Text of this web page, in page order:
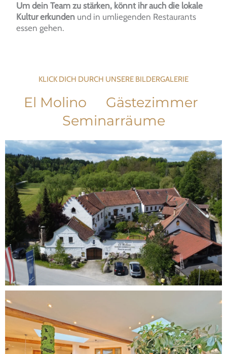
Um dein Team zu stärken, könnt ihr auch die lokale
Kultur erkunden und in umliegenden Restaurants
essen gehen.
KLICK DICH DURCH UNSERE BILDERGALERIE
El Molino
Gästezimmer
Seminarräume